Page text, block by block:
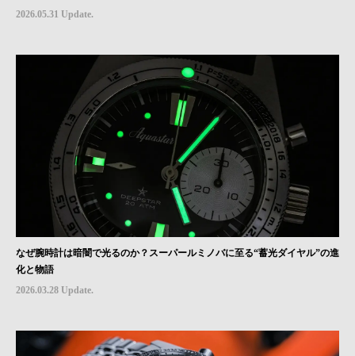
2026.05.31 Update.
なぜ腕時計は暗闇で光るのか？スーパールミノバに至る“蓄光ダイヤル”の進
化と物語
2026.03.28 Update.